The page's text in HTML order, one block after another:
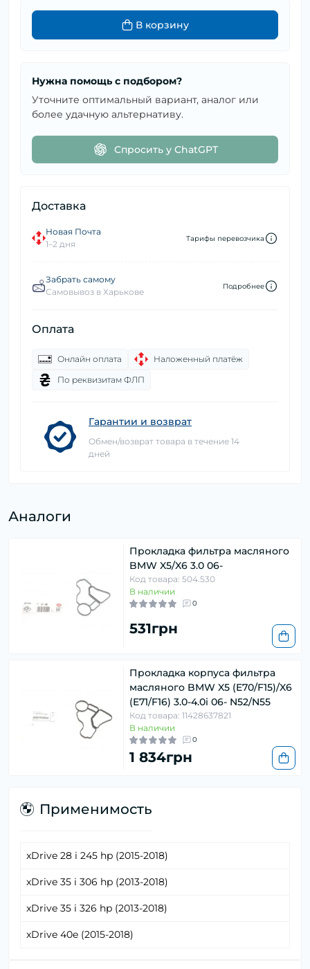
В корзину
Нужна помощь с подбором?
Уточните оптимальный вариант, аналог или
более удачную альтернативу.
Спросить у ChatGPT
Доставка
Новая Почта
1–2 дня
Тарифы перевозчика
Забрать самому
Самовывоз в Харькове
Подробнее
Оплата
Онлайн оплата
Наложенный платёж
По реквизитам ФЛП
Гарантии и возврат
Обмен/возврат товара в течение 14
дней
Аналоги
Прокладка фильтра масляного
BMW X5/X6 3.0 06-
Код товара: 504.530
В наличии
0
531грн
Прокладка корпуса фильтра
масляного BMW X5 (E70/F15)/X6
(E71/F16) 3.0-4.0i 06- N52/N55
Код товара: 11428637821
В наличии
0
1 834грн
Применимость
xDrive 28 i 245 hp (2015-2018)
xDrive 35 i 306 hp (2013-2018)
xDrive 35 i 326 hp (2013-2018)
xDrive 40e (2015-2018)